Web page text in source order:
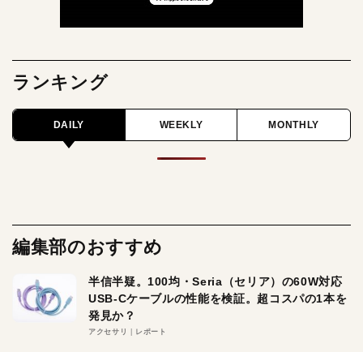
ランキング
DAILY WEEKLY MONTHLY
編集部のおすすめ
半信半疑。100均・Seria（セリア）の60W対応
USB-Cケーブルの性能を検証。超コスパの1本を
発見か？
アクセサリ レポート